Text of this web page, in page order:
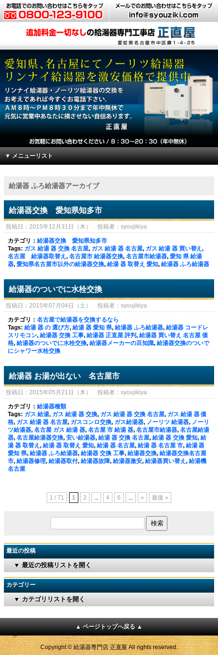
▼ メニューリスト
給湯器 ふろ給湯器アーカイブ
給湯器交換 愛知県知多市
投稿日：2015年12月31日（木） 投稿者：syoujikiya
カテゴリ： 給湯器交換 愛知県知多市
Tags: ガス 給湯 器 交換 名古屋, ガス 給湯 器 名古屋, ガス 給湯 器 買い替え,
名古屋 給湯器取替え , 名古屋市 給湯器交換, 名古屋市給湯器, 愛知 県 給湯
器, 愛知県名古屋市以外の給湯器交換, 給湯 器 取替え 愛知, 給湯器 ふろ給湯器
給湯器のついでに水栓交換
投稿日：2015年07月04日（土） 投稿者：syoujikiya
カテゴリ： 名古屋で給湯器を交換するなら
Tags: 給湯 器 の 選び方, 給湯 器 愛知 県, 給湯器 ふろ給湯器, 給湯器 コードレ
スリモコン, 給湯器 交換 工事, 給湯器 正直屋 評判, 給湯器 買い替え 名古屋 価
格, 給湯器のついでに水栓交換, 給湯器メーカーの豆知識, 給湯器交換のついで
にシャワー水栓交換
給湯器 お湯が出ない 名古屋市
投稿日：2015年05月21日（木） 投稿者：syoujikiya
カテゴリ： 給湯器種類
Tags: ガス 給湯, ガス 給湯 器 交換, ガス 給湯 器 交換 名古屋, ガス 給湯 器 価
格, ガス 給湯 器 名古屋, ガスコンロ交換, ガス給湯器, ノーリツ 給湯器, ノーリ
ツ給湯器, 名古屋 ガス 給湯 器, 名古屋 市 給湯 器, 名古屋市給湯器, 名古屋給湯
器, 名古屋給湯器交換, 安い給湯器, 給湯 器 交換 名古屋, 給湯 器 交換 愛知, 給
湯 器 取替え , 給湯 器 取替え 愛知, 給湯 器 名古屋, 給湯 器 名古屋 市, 給湯 器
愛知 県, 給湯器 ふろ給湯器, 給湯器 交換 工事, 給湯器交換, 給湯器交換名古屋
市, 給湯器修理, 給湯器取付, 給湯器故障, 給湯器激安, 給湯器買い替え , 給湯機
名古屋
1 / 71 1 2 ... 4 6 ... » 最後 »
最近の投稿
▼ 最近の投稿リストを開く
カテゴリー
▼ カテゴリリストを開く
▲ ページトップへ戻る ▲
Copyright © 給湯器専門店 正直屋 All rights reserved.